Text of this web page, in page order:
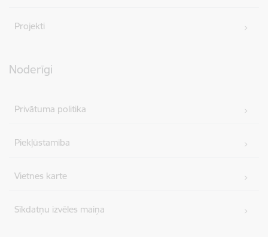
Projekti
Noderīgi
Privātuma politika
Piekļūstamība
Vietnes karte
Sīkdatņu izvēles maiņa